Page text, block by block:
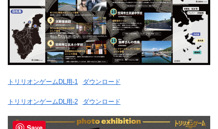
トリリオンゲームDL用-1 ダウンロード
トリリオンゲームDL用-2 ダウンロード